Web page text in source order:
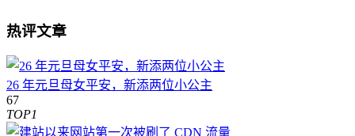
热评文章
26 年元旦母女平安，新添两位小公主
67
TOP1